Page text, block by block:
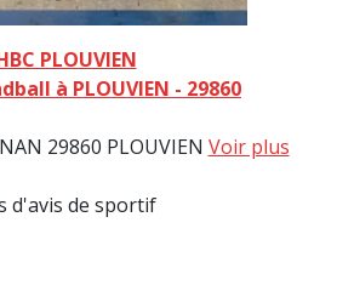
PLOUVIEN
à PLOUVIEN - 29860
29860 PLOUVIEN Voir plus
d'avis de sportif